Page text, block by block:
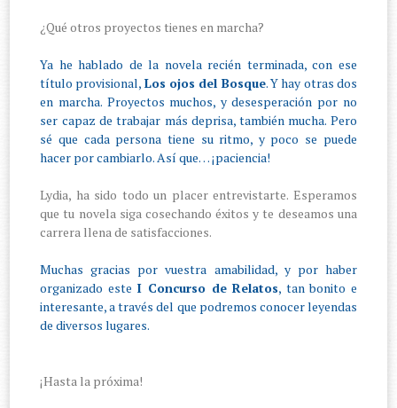
¿Qué otros proyectos tienes en marcha?
Ya he hablado de la novela recién terminada, con ese
título provisional, Los ojos del Bosque. Y hay otras dos
en marcha. Proyectos muchos, y desesperación por no
ser capaz de trabajar más deprisa, también mucha. Pero
sé que cada persona tiene su ritmo, y poco se puede
hacer por cambiarlo. Así que… ¡paciencia!
Lydia, ha sido todo un placer entrevistarte. Esperamos
que tu novela siga cosechando éxitos y te deseamos una
carrera llena de satisfacciones.
Muchas gracias por vuestra amabilidad, y por haber
organizado este I Concurso de Relatos, tan bonito e
interesante, a través del que podremos conocer leyendas
de diversos lugares.
¡Hasta la próxima!